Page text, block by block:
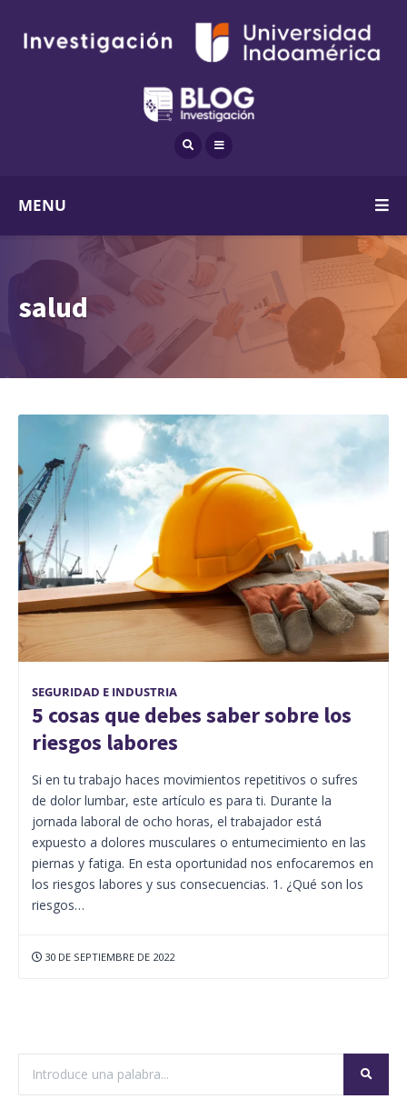
MENU
salud
SEGURIDAD E INDUSTRIA
5 cosas que debes saber sobre los
riesgos labores
Si en tu trabajo haces movimientos repetitivos o sufres
de dolor lumbar, este artículo es para ti. Durante la
jornada laboral de ocho horas, el trabajador está
expuesto a dolores musculares o entumecimiento en las
piernas y fatiga. En esta oportunidad nos enfocaremos en
los riesgos labores y sus consecuencias. 1. ¿Qué son los
riesgos…
30 DE SEPTIEMBRE DE 2022